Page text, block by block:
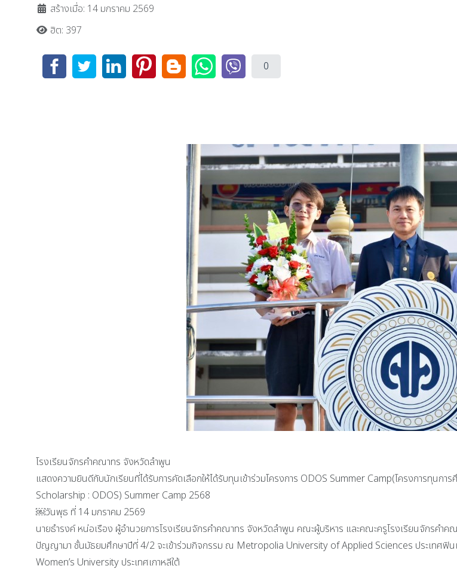
สร้างเมื่อ: 14 มกราคม 2569
ฮิต: 397
0
โรงเรียนจักรคำคณาทร จังหวัดลำพูน
แสดงความยินดีกับนักเรียนที่ได้รับการคัดเลือกให้ได้รับทุนเข้าร่วมโครงการ ODOS Summer Camp(โครงการทุ
Scholarship : ODOS) Summer Camp 2568
￼วันพุธ ที่ 14 มกราคม 2569
นายธำรงค์ หน่อเรือง ผู้อำนวยการโรงเรียนจักรคำคณาทร จังหวัดลำพูน คณะผู้บริหาร และคณะครูโรงเรียนจักรค
ปัญญามา ชั้นมัธยมศึกษาปีที่ 4/2 จะเข้าร่วมกิจกรรม ณ Metropolia University of Applied Sciences ประเท
Women’s University ประเทศเกาหลีใต้